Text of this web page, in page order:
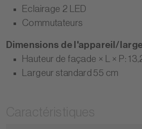
Eclairage 2 LED
Commutateurs
Dimensions de l'appareil/
Hauteur de façade × L × P:
Largeur standard 55 cm